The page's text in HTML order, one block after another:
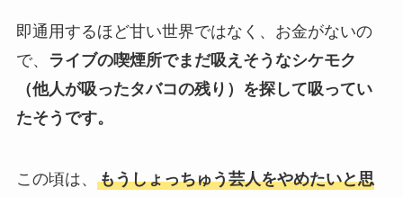
即通用するほど甘い世界ではなく、お金がないの
で、
ライブの喫煙所でまだ吸えそうなシケモク
（他人が吸ったタバコの残り）を探して吸ってい
たそうです。
この頃は、 もうしょっちゅう芸人をやめたいと思